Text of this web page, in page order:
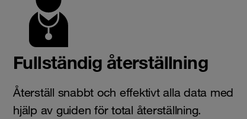
Fullständig återställning
Återställ snabbt och effektivt alla data med
hjälp av guiden för total återställning.